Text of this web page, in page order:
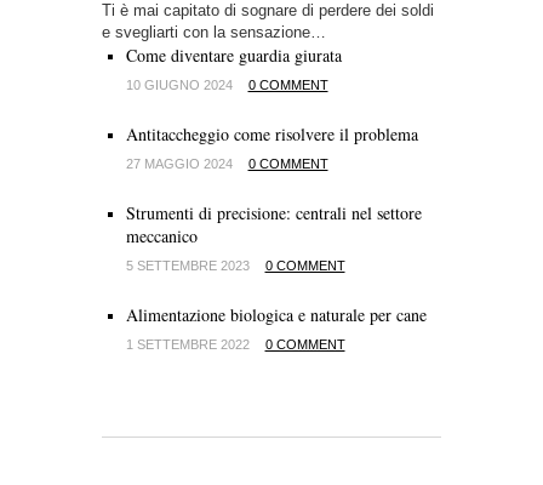
Ti è mai capitato di sognare di perdere dei soldi
e svegliarti con la sensazione…
Come diventare guardia giurata
10 GIUGNO 2024 0 COMMENT
Antitaccheggio come risolvere il problema
27 MAGGIO 2024 0 COMMENT
Strumenti di precisione: centrali nel settore
meccanico
5 SETTEMBRE 2023 0 COMMENT
Alimentazione biologica e naturale per cane
1 SETTEMBRE 2022 0 COMMENT